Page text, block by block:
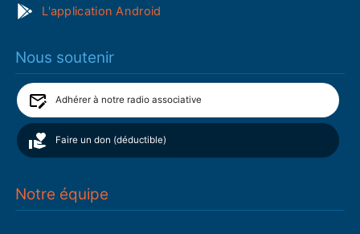
L'application Android
Nous soutenir
Adhérer à notre radio associative
Faire un don (déductible)
Notre équipe